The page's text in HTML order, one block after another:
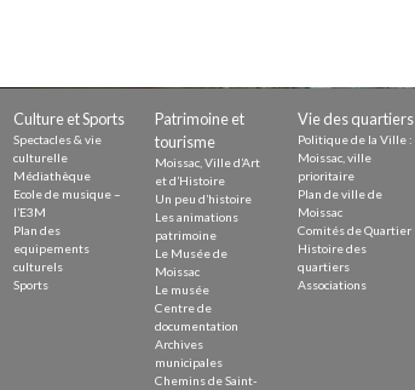
Culture et Sports
Spectacles & vie
culturelle
Médiathèque
Ecole de musique –
l’E3M
Plan des
equipements
culturels
Sports
Patrimoine et
tourisme
Moissac, Ville d’Art
et d’Histoire
Un peu d’histoire
Les animations
patrimoine
Le Musée de
Moissac
Le musée
Centre de
documentation
Archives
municipales
Chemins de Saint-
Vie des quartiers
Politique de la Ville :
Moissac, ville
prioritaire
Plan de ville de
Moissac
Comités de Quartier
Histoire des
quartiers
Associations